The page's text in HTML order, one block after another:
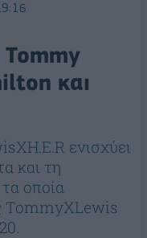
Tommy
και
ενισχύει
και τη
οποία
TommyXLewis